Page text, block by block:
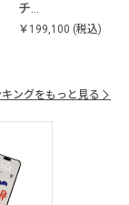
チ…
￥199,100 (税込)
キングをもっと見る